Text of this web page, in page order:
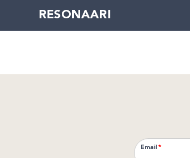
RESONAARI
Email